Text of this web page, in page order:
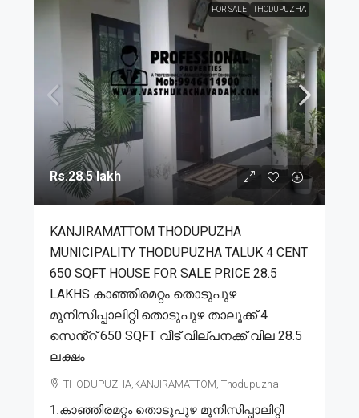
FOR SALE THODUPUZHA
Rs.28.5 lakh
KANJIRAMATTOM THODUPUZHA
MUNICIPALITY THODUPUZHA TALUK 4 CENT
650 SQFT HOUSE FOR SALE PRICE 28.5
LAKHS കാഞ്ഞിരമറ്റം തൊടുപുഴ
മുനിസിപ്പാലിറ്റി തൊടുപുഴ താലൂക്ക് 4
സെൻ്റ് 650 SQFT വീട് വില്പനക്ക് വില 28.5
ലക്ഷം
THODUPUZHA,KANJIRAMATTOM, Thodupuzha
1.കാഞ്ഞിരമറ്റം തൊടുപുഴ മുനിസിപ്പാലിറ്റി